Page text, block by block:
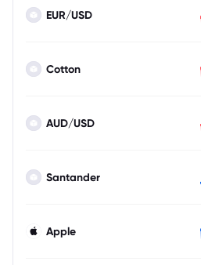
EUR/USD
Cotton
AUD/USD
Santander
Apple